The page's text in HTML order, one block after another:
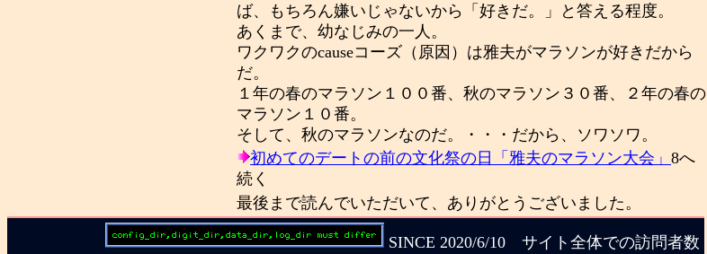
ば、もちろん嫌いじゃないから「好きだ。」と答える程度。
あくまで、幼なじみの一人。
ワクワクのcauseコーズ（原因）は雅夫がマラソンが好きだから
だ。
１年の春のマラソン１００番、秋のマラソン３０番、２年の春の
マラソン１０番。
そして、秋のマラソンなのだ。・・・だから、ソワソワ。
初めてのデートの前の文化祭の日「雅夫のマラソン大会」 8へ
続く
最後まで読んでいただいて、ありがとうございました。
SINCE 2020/6/10 サイト全体での訪問者数